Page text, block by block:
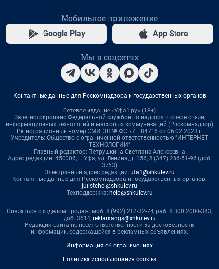
Мобильное приложение
Google Play App Store
Мы в соцсетях
Контактные данные для Роскомнадзора и государственных органов
Сетевое издание «Уфа1.ру» (18+)
Зарегистрировано Федеральной службой по надзору в сфере связи,
информационных технологий и массовых коммуникаций (Роскомнадзор)
Регистрационный номер СМИ ЭЛ № ФС 77– 84716 от 06.02.2023 г.
Учредитель: Общество с ограниченной ответственностью "ИНТЕРНЕТ
ТЕХНОЛОГИИ"
Главный редактор: Петрушкина Светлана Алексеевна
Адрес редакции: 450006, г. Уфа, ул. Ленина, д. 156, 8 (347) 286-51-96 (доб.
3763)
Электронный адрес редакции: ufa1@shkulev.ru
Контактные данные для Роскомнадзора и государственных органов:
juristchel@shkulev.ru
Техподдержка: help@shkulev.ru
Связаться с отделом продаж: моб. 8 (992) 212-32-74, раб. 8 800 2000-383,
доб. 3614, reklamangs@shkulev.ru
Редакция сайта не несет ответственности за достоверность
информации, содержащейся в рекламных объявлениях.
Информация об ограничениях
Политика использования cookies